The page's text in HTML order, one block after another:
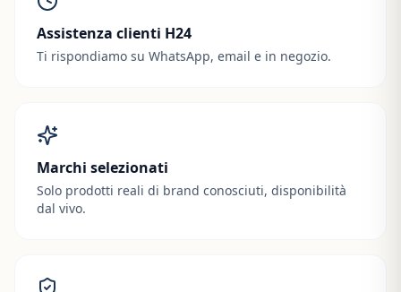
Assistenza clienti H24
Ti rispondiamo su WhatsApp, email e in negozio.
Marchi selezionati
Solo prodotti reali di brand conosciuti, disponibilità
dal vivo.